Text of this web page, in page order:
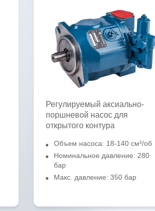
Регулируемый аксиально-
поршневой насос для
открытого контура
Объем насоса: 18-140 см³/об
Номинальное давление: 280
бар
Макс. давление: 350 бар